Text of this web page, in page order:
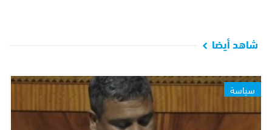
شاهد أيضا
سياسة